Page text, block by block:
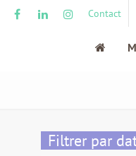
Contact
Filtrer par